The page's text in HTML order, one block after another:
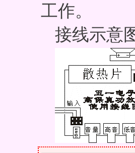
工作。
接线示意